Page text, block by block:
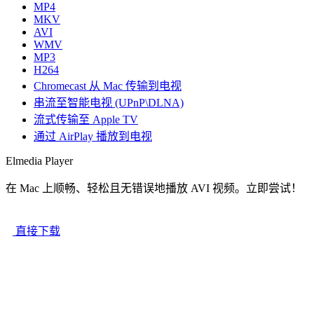
MP4
MKV
AVI
WMV
MP3
H264
Chromecast 从 Mac 传输到电视
串流至智能电视 (UPnP\DLNA)
流式传输至 Apple TV
通过 AirPlay 播放到电视
Elmedia Player
在 Mac 上顺畅、轻松且无错误地播放 AVI 视频。立即尝试！
直接下载